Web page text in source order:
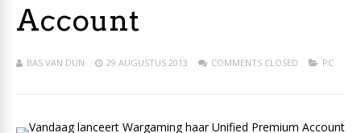
Account
BAS VAN DUN 29 AUGUSTUS 2013 COMMENTS CLOSED PC